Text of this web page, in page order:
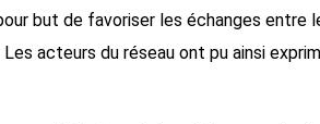
but de favoriser les échanges entre
acteurs du réseau ont pu ainsi